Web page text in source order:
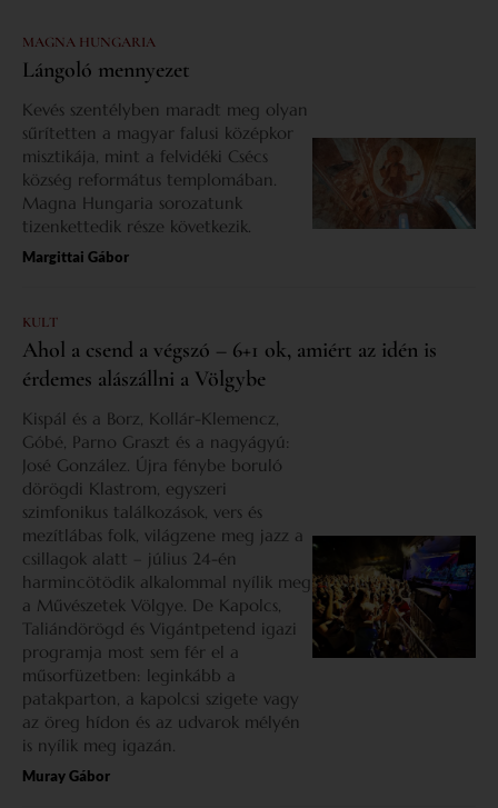
MAGNA HUNGARIA
Lángoló mennyezet
Kevés szentélyben maradt meg olyan
sűrítetten a magyar falusi középkor
misztikája, mint a felvidéki Csécs
község református templomában.
Magna Hungaria sorozatunk
tizenkettedik része következik.
Margittai Gábor
KULT
Ahol a csend a végszó – 6+1 ok, amiért az idén is
érdemes alászállni a Völgybe
Kispál és a Borz, Kollár-Klemencz,
Góbé, Parno Graszt és a nagyágyú:
José González. Újra fénybe boruló
dörögdi Klastrom, egyszeri
szimfonikus találkozások, vers és
mezítlábas folk, világzene meg jazz a
csillagok alatt – július 24-én
harmincötödik alkalommal nyílik meg
a Művészetek Völgye. De Kapolcs,
Taliándörögd és Vigántpetend igazi
programja most sem fér el a
műsorfüzetben: leginkább a
patakparton, a kapolcsi szigete vagy
az öreg hídon és az udvarok mélyén
is nyílik meg igazán.
Muray Gábor